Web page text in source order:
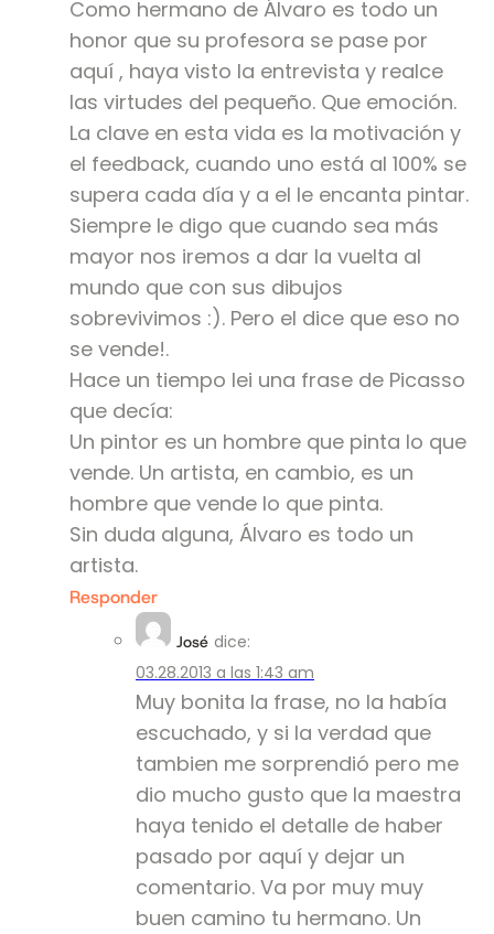
Como hermano de Álvaro es todo un
honor que su profesora se pase por
aquí , haya visto la entrevista y realce
las virtudes del pequeño. Que emoción.
La clave en esta vida es la motivación y
el feedback, cuando uno está al 100% se
supera cada día y a el le encanta pintar.
Siempre le digo que cuando sea más
mayor nos iremos a dar la vuelta al
mundo que con sus dibujos
sobrevivimos :). Pero el dice que eso no
se vende!.
Hace un tiempo lei una frase de Picasso
que decía:
Un pintor es un hombre que pinta lo que
vende. Un artista, en cambio, es un
hombre que vende lo que pinta.
Sin duda alguna, Álvaro es todo un
artista.
Responder
José dice:
03.28.2013 a las 1:43 am
Muy bonita la frase, no la había
escuchado, y si la verdad que
tambien me sorprendió pero me
dio mucho gusto que la maestra
haya tenido el detalle de haber
pasado por aquí y dejar un
comentario. Va por muy muy
buen camino tu hermano. Un